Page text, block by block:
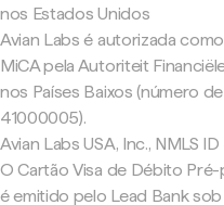
nos Estados Unidos
Avian Labs é autorizada
MiCA pela Autoriteit
nos Países Baixos (número
41000005).
Avian Labs USA, Inc., NMLS
O Cartão Visa de Débito Pré-
é emitido pelo Lead Bank sob